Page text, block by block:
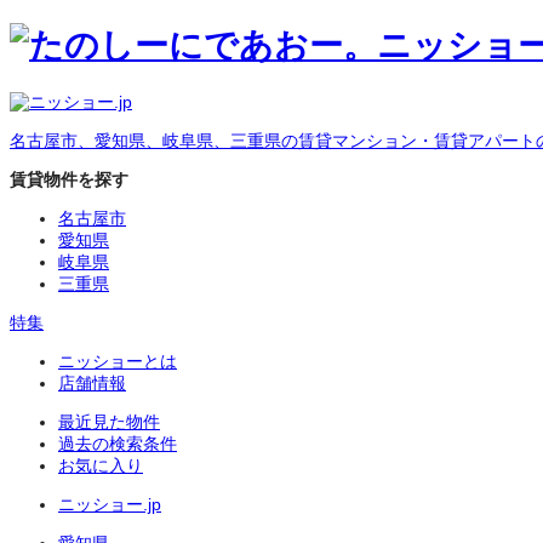
名古屋市、愛知県、岐阜県、三重県の賃貸マンション・賃貸アパート
賃貸物件を探す
名古屋市
愛知県
岐阜県
三重県
特集
ニッショーとは
店舗情報
最近見た物件
過去の検索条件
お気に入り
ニッショー.jp